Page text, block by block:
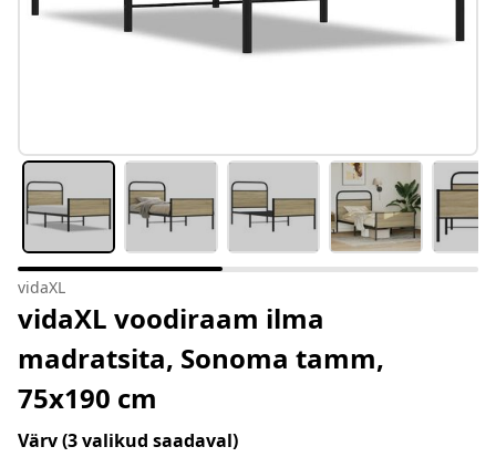
vidaXL
vidaXL voodiraam ilma
madratsita, Sonoma tamm,
75x190 cm
Värv(3 valikud saadaval)